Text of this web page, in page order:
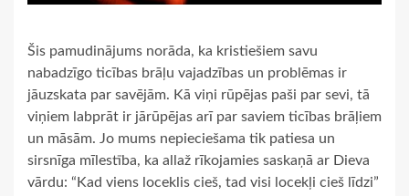
Šis pamudinājums norāda, ka kristiešiem savu
nabadzīgo ticības brāļu vajadzības un problēmas ir
jāuzskata par savējām. Kā viņi rūpējas paši par sevi, tā
viņiem labprāt ir jārūpējas arī par saviem ticības brāļiem
un māsām. Jo mums nepieciešama tik patiesa un
sirsnīga mīlestība, ka allaž rīkojamies saskaņā ar Dieva
vārdu: “Kad viens loceklis cieš, tad visi locekļi cieš līdzi”